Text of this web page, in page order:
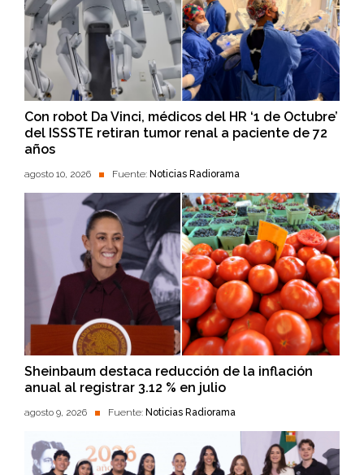
Con robot Da Vinci, médicos del HR ‘1 de Octubre’
del ISSSTE retiran tumor renal a paciente de 72
años
agosto 10, 2026 Fuente: Noticias Radiorama
Sheinbaum destaca reducción de la inflación
anual al registrar 3.12 % en julio
agosto 9, 2026 Fuente: Noticias Radiorama